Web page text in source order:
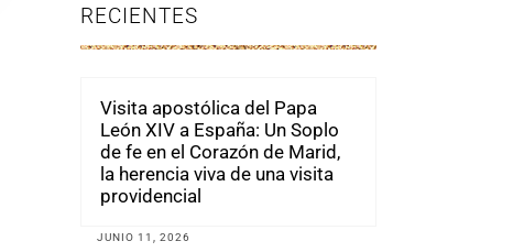
RECIENTES
Visita apostólica del Papa
León XIV a España: Un Soplo
de fe en el Corazón de Marid,
la herencia viva de una visita
providencial
JUNIO 11, 2026